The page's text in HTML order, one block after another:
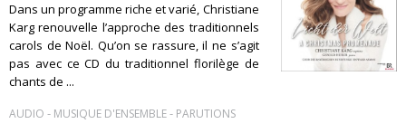
Dans un programme riche et varié, Christiane
Karg renouvelle l’approche des traditionnels
carols de Noël. Qu’on se rassure, il ne s’agit
pas avec ce CD du traditionnel florilège de
chants de ...
AUDIO - MUSIQUE D'ENSEMBLE- PARUTIONS